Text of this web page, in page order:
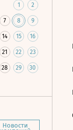
1 2
7 8 9
14 15 16
21 22 23
28 29 30
Новости